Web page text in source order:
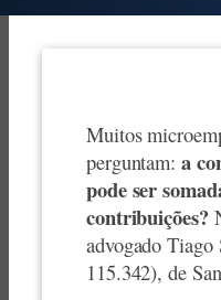
Muitos
perguntam: a
pode ser
contribuições?
advogado Tiago
115.342), de